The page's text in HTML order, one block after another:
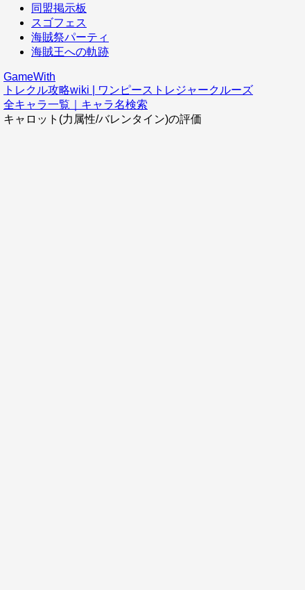
同盟掲示板
スゴフェス
海賊祭パーティ
海賊王への軌跡
GameWith
トレクル攻略wiki | ワンピーストレジャークルーズ
全キャラ一覧｜キャラ名検索
キャロット(力属性/バレンタイン)の評価